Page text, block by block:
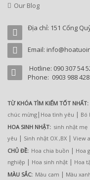
Our Blog
Địa chỉ: 151 Cống
Email:
Hotline: 090 307 54
Phone: 0903 988 428
TỪ KHÓA TÌM KIẾM TỐT NHẤT:
chúc mừng | Hoa tình yêu | Bó
HOA SINH NHẬT: sinh nhật mẹ
yêu | Sinh nhật OX ,BX | View
CHỦ ĐỀ: Hoa chia buồn | Hoa
nghiệp | Hoa sinh nhật | Hoa
MÀU SẮC: Màu cam | Màu